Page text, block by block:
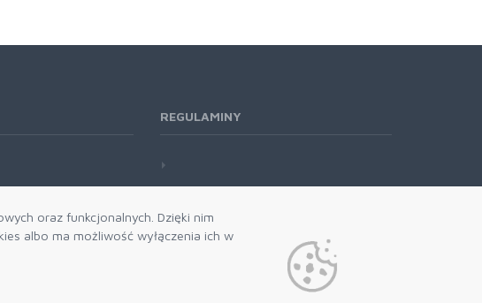
oraz funkcjonalnych. Dzięki nim
albo ma możliwość wyłączenia ich w
REGULAMINY